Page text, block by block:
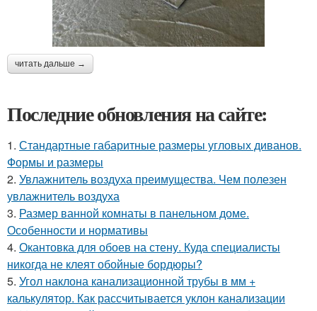
читать дальше →
Последние обновления на сайте:
1. Стандартные габаритные размеры угловых диванов.
Формы и размеры
2. Увлажнитель воздуха преимущества. Чем полезен
увлажнитель воздуха
3. Размер ванной комнаты в панельном доме.
Особенности и нормативы
4. Окантовка для обоев на стену. Куда специалисты
никогда не клеят обойные бордюры?
5. Угол наклона канализационной трубы в мм +
калькулятор. Как рассчитывается уклон канализации